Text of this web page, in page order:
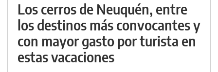
Los cerros de Neuquén, entre
los destinos más convocantes y
con mayor gasto por turista en
estas vacaciones